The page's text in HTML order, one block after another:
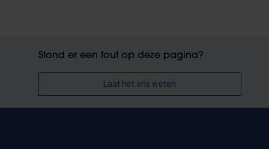
Stond er een fout op deze pagina?
Laat het ons weten